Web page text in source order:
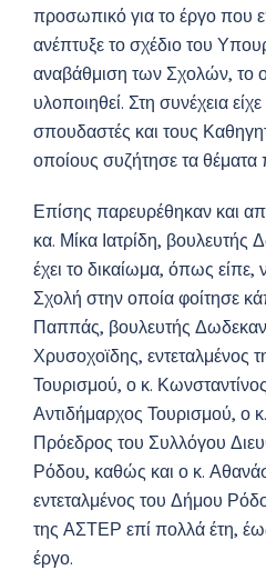
προσωπικό για το έργο που
ανέπτυξε το σχέδιο του
αναβάθμιση των Σχολών, το
υλοποιηθεί. Στη συνέχεια
σπουδαστές και τους
οποίους συζήτησε τα
Επίσης παρευρέθηκαν και
κα. Μίκα Ιατρίδη,
έχει το δικαίωμα, όπως είπε,
Σχολή στην οποία φοίτησε
Παππάς, βουλευτής
Χρυσοχοϊδης, εντεταλμένος
Τουρισμού, ο κ.
Αντιδήμαρχος Τουρισμού, ο
Πρόεδρος του Συλλόγου
Ρόδου, καθώς και ο κ.
εντεταλμένος του Δήμου
της ΑΣΤΕΡ επί πολλά έτη,
έργο.